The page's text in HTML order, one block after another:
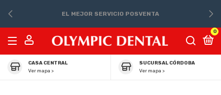
EL MEJOR SERVICIO POSVENTA
0
CASA CENTRAL
Ver mapa >
SUCURSAL CÓRDOBA
Ver mapa >